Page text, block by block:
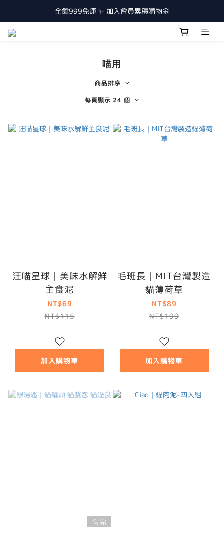
全館999免運 ✨ 加入會員累積購物金
喵用
商品排序
每頁顯示 24 個
汪喵星球｜美味水解鮮
主食泥
NT$69
NT$115
加入購物車
毛班長｜MIT台灣製造
貓薄荷草
NT$89
NT$199
加入購物車
售完